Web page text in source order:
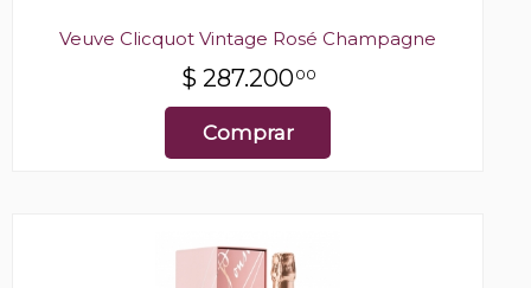
Veuve Clicquot Vintage Rosé Champagne
$ 287.20000
Comprar